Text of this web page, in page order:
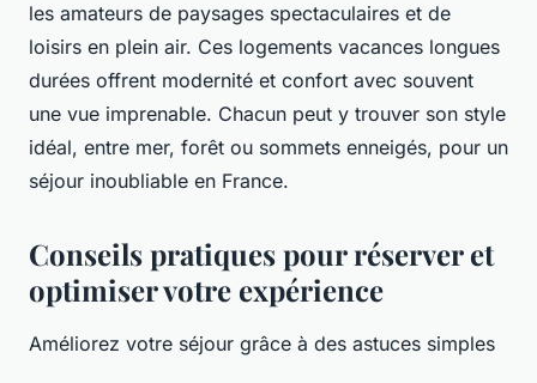
les amateurs de paysages spectaculaires et de
loisirs en plein air. Ces logements vacances longues
durées offrent modernité et confort avec souvent
une vue imprenable. Chacun peut y trouver son style
idéal, entre mer, forêt ou sommets enneigés, pour un
séjour inoubliable en France.
Conseils pratiques pour réserver et
optimiser votre expérience
Améliorez votre séjour grâce à des astuces simples